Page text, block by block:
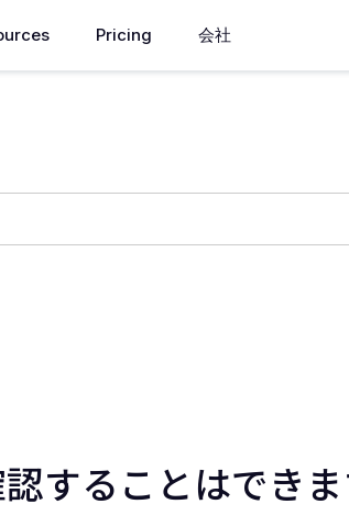
Pricing 会社
することはできま